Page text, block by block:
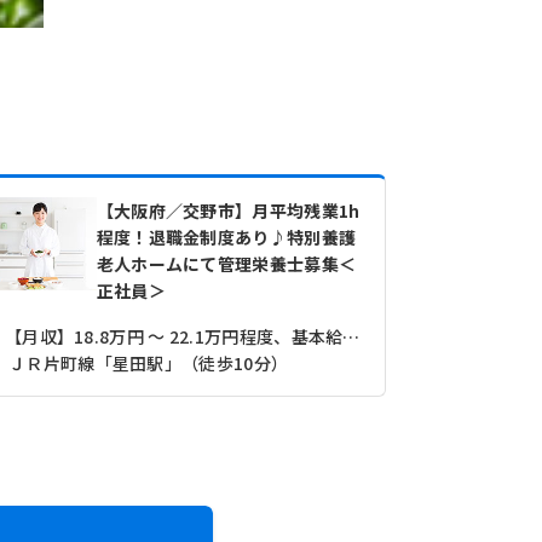
【大阪府／交野市】月平均残業1h
程度！退職金制度あり♪特別養護
老人ホームにて管理栄養士募集＜
正社員＞
【月収】18.8万円 ～ 22.1万円程度、基本給+諸手当
ＪＲ片町線「星田駅」（徒歩10分）